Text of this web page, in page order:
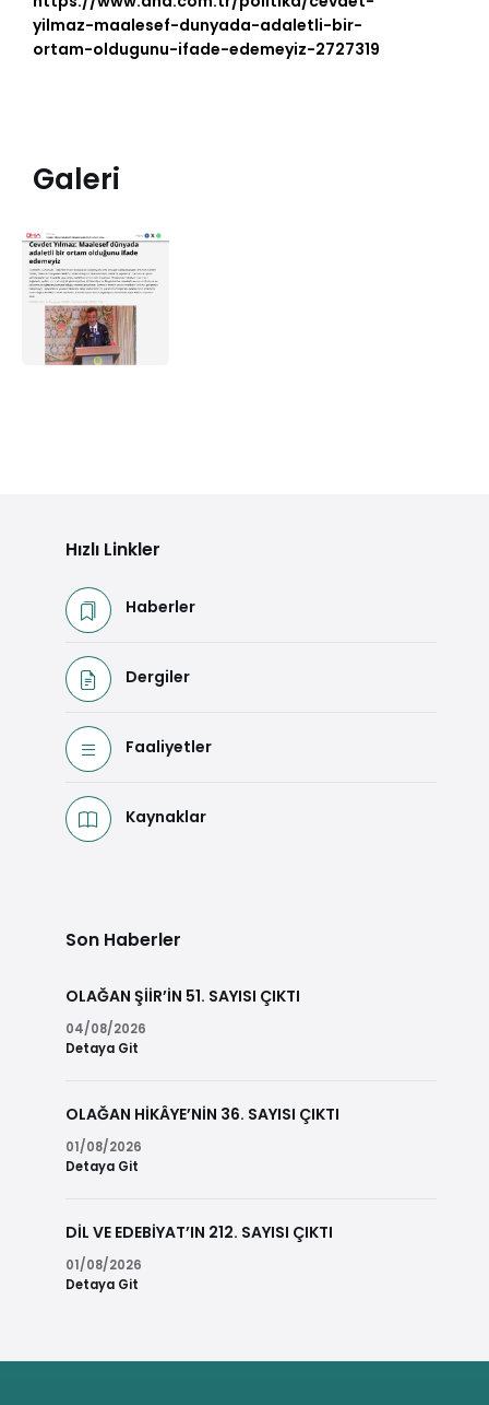
yilmaz-maalesef-dunyada-adaletli-bir-
ortam-oldugunu-ifade-edemeyiz-2727319
Galeri
Hızlı Linkler
Haberler
Dergiler
Faaliyetler
Kaynaklar
Son Haberler
OLAĞAN ŞİİR’İN 51. SAYISI ÇIKTI
04/08/2026
Detaya Git
OLAĞAN HİKÂYE’NİN 36. SAYISI ÇIKTI
01/08/2026
Detaya Git
DİL VE EDEBİYAT’IN 212. SAYISI ÇIKTI
01/08/2026
Detaya Git